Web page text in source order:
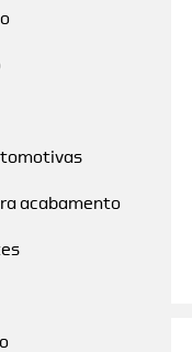
acabamento